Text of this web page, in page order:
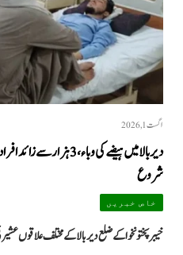
اگست 1, 2026
دیر بالا میں ہیضے کی وباء،
شروع
خاص خبریں
خیبرپختونخوا کے ضلع دیر بالا کے مختلف علاقوں